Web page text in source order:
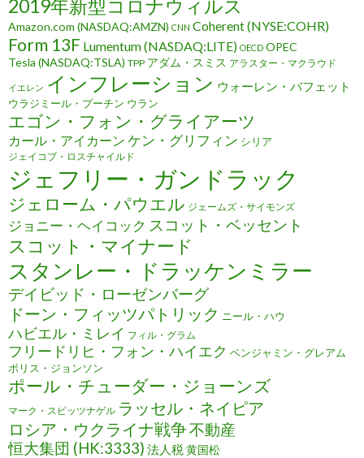
2019年新型コロナウィルス
Amazon.com (NASDAQ:AMZN) CNN Coherent (NYSE:COHR)
Form 13F Lumentum (NASDAQ:LITE) OECD OPEC
Tesla (NASDAQ:TSLA) TPP アダム・スミス アラスター・マクラウド
イエレン インフレーション ウォーレン・バフェット
ウラジミール・プーチン ウラン
エゴン・フォン・グライアーツ
カール・アイカーン ケン・グリフィン シリア
ジェイコブ・ロスチャイルド
ジェフリー・ガンドラック
ジェローム・パウエル ジェームズ・サイモンズ
ジョニー・ヘイコック スコット・ベッセント
スコット・マイナード
スタンレー・ドラッケンミラー
デイビッド・ローゼンバーグ
ドーン・フィッツパトリック ニール・ハウ
ハビエル・ミレイ フィル・グラム
フリードリヒ・フォン・ハイエク ベンジャミン・グレアム
ボリス・ジョンソン
ポール・チューダー・ジョーンズ
マーク・スピッツナゲル ラッセル・ネイピア
ロシア・ウクライナ戦争不動産
恒大集団 (HK:3333) 法人税 黄国松